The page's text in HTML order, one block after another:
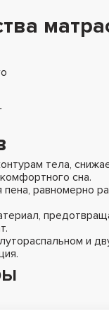
тела,
сна.
пена, равномерно
и